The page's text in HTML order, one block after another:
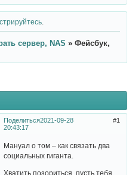
сервер, NAS » Фейсбук,
Поделиться 1
2021-09-28
20:43:17
Мануал о том – как связать два
социальных гиганта.
Хватить позориться, пусть тебя